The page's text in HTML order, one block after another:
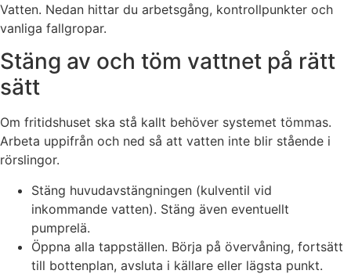
Vatten. Nedan hittar du arbetsgång, kontrollpunkter och
vanliga fallgropar.
Stäng av och töm vattnet på rätt
sätt
Om fritidshuset ska stå kallt behöver systemet tömmas.
Arbeta uppifrån och ned så att vatten inte blir stående i
rörslingor.
Stäng huvudavstängningen (kulventil vid
inkommande vatten). Stäng även eventuellt
pumprelä.
Öppna alla tappställen. Börja på övervåning, fortsätt
till bottenplan, avsluta i källare eller lägsta punkt.